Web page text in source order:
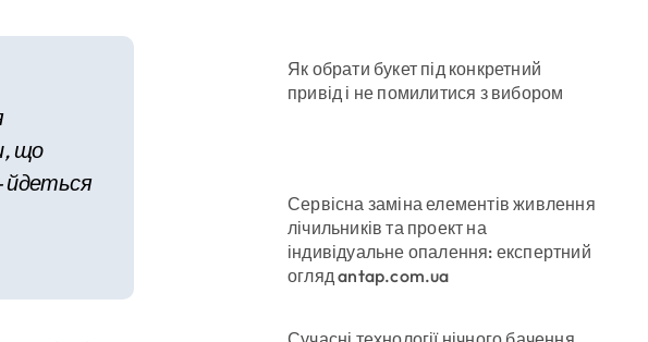
збільшити кількість бетонних укриттів
укладають контракти на понад 1,5 ГВт потужностей
поїздів під час атак
керівник покинув місто
що
йдеться
Як обрати букет під конкретний
привід і не помилитися з вибором
Сервісна заміна елементів живлення
лічильників та проект на
індивідуальне опалення: експертний
огляд antap.com.ua